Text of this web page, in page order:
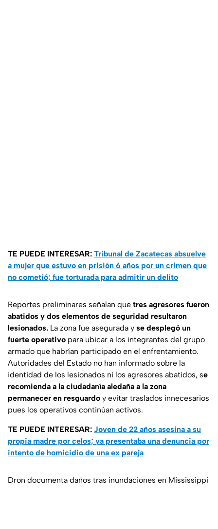
TE PUEDE INTERESAR: Tribunal de Zacatecas absuelve
a mujer que estuvo en prisión 6 años por un crimen que
no cometió; fue torturada para admitir un delito
Reportes preliminares señalan que tres agresores fueron
abatidos y dos elementos de seguridad resultaron
lesionados. La zona fue asegurada y se desplegó un
fuerte operativo para ubicar a los integrantes del grupo
armado que habrían participado en el enfrentamiento.
Autoridades del Estado no han informado sobre la
identidad de los lesionados ni los agresores abatidos, se
recomienda a la ciudadanía aledaña a la zona
permanecer en resguardo y evitar traslados innecesarios
pues los operativos continúan activos.
TE PUEDE INTERESAR: Joven de 22 años asesina a su
propia madre por celos; ya presentaba una denuncia por
intento de homicidio de una ex pareja
Dron documenta daños tras inundaciones en Mississippi